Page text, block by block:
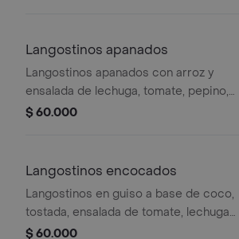
Langostinos apanados
Langostinos apanados con arroz y
ensalada de lechuga, tomate, pepino,
zanahoria y uvas.
$ 60.000
Langostinos encocados
Langostinos en guiso a base de coco,
tostada, ensalada de tomate, lechuga,
zanahoria, pepino, arroz y tamaño a
$ 60.000